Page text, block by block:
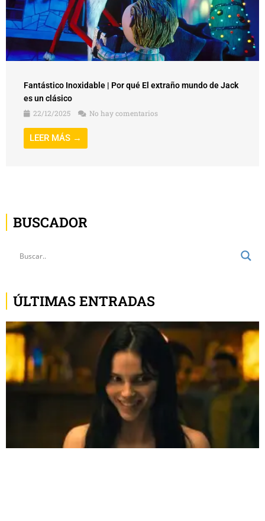
Fantástico Inoxidable | Por qué El extraño mundo de Jack
es un clásico
22/12/2025
No hay comentarios
LEER MÁS →
BUSCADOR
ÚLTIMAS ENTRADAS